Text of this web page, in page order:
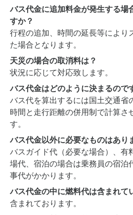
バス代金に追加料金が発生する場
すか？
行程の追加、時間の延長等により
た場合となります。
天災の場合の取消料は？
状況に応じて対応致します。
バス代金はどのように決まるので
バス代を算出するには国土交通省
時間と走行距離の併用制で計算さ
す。
バス代金以外に必要なものはあり
バスガイド代（必要な場合）、有
場代、宿泊の場合は乗務員の宿泊
事代がかかります。
バス代金の中に燃料代は含まれて
含まれております。